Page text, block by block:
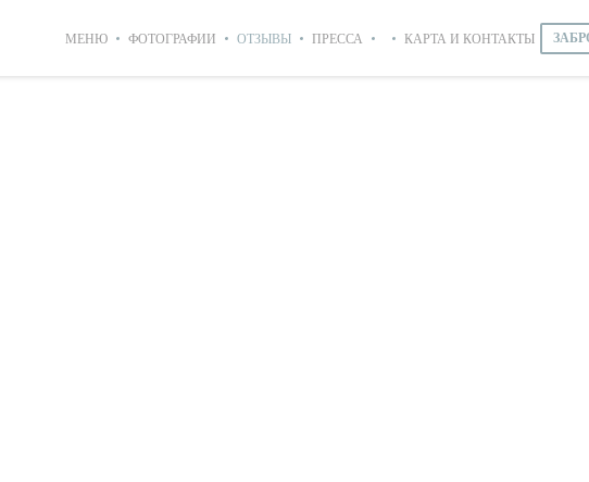
МЕНЮ ФОТОГРАФИИ ОТЗЫВЫ ПРЕССА
((ОТКРЫВАЕТСЯ В НОВОМ
КАРТА И КОНТАКТЫ